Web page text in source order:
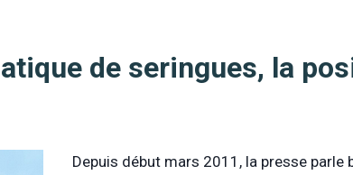
de seringues, la
Depuis début mars 2011, la presse